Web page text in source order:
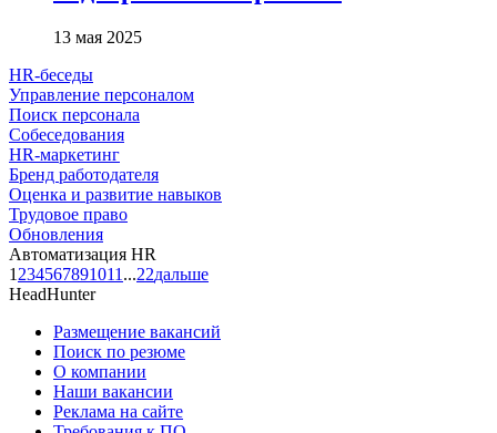
13 мая 2025
HR-беседы
Управление персоналом
Поиск персонала
Собеседования
HR-маркетинг
Бренд работодателя
Оценка и развитие навыков
Трудовое право
Обновления
Автоматизация HR
1 234567891011 ...22дальше
HeadHunter
Размещение вакансий
Поиск по резюме
О компании
Наши вакансии
Реклама на сайте